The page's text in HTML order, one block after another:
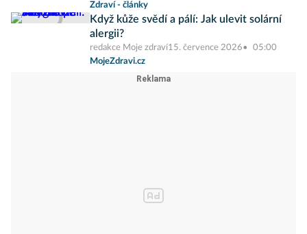
Zdraví - články
Když kůže svědí a pálí: Jak ulevit solární
alergii?
redakce Moje zdraví15. července 2026
05:00
MojeZdravi.cz